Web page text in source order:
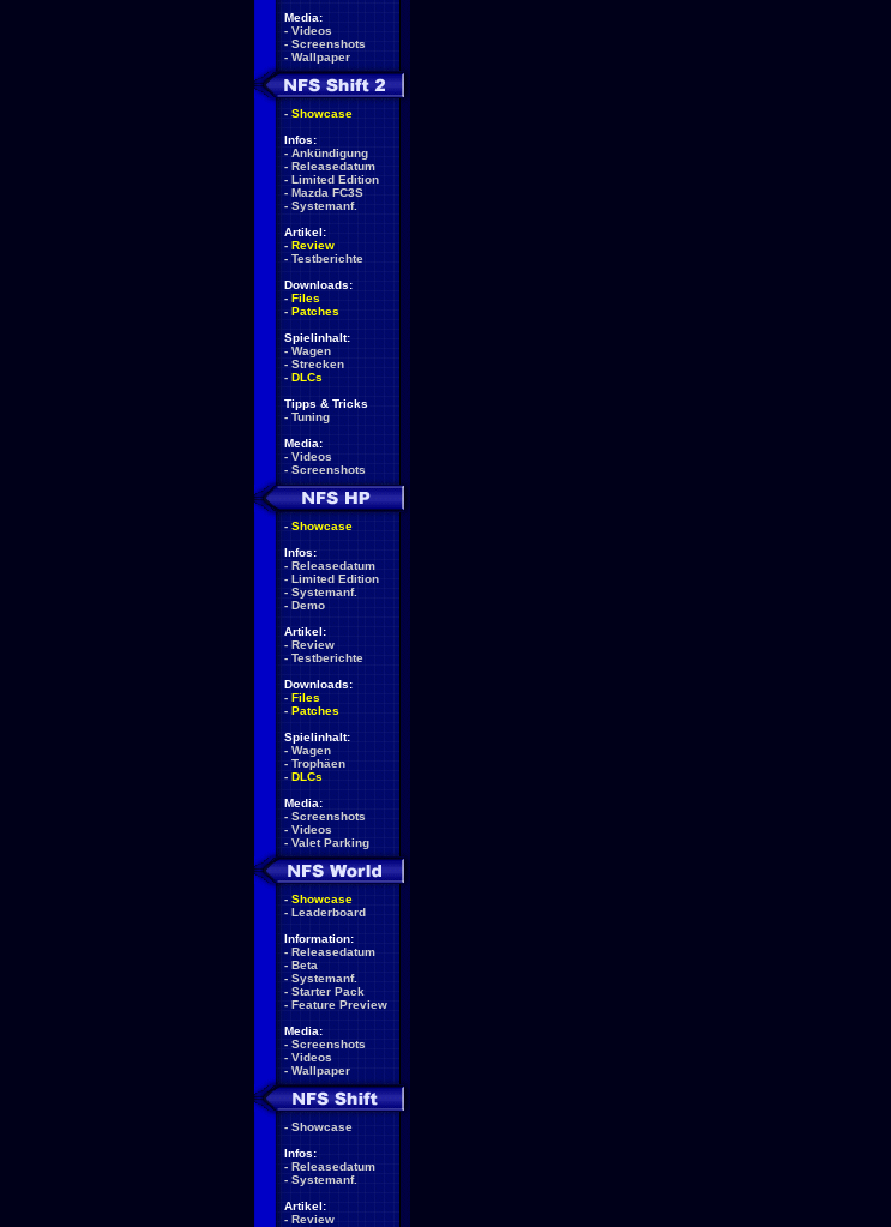
Media:
- Videos
- Screenshots
- Wallpaper
- Showcase
Infos:
- Ankündigung
- Releasedatum
- Limited Edition
- Mazda FC3S
- Systemanf.
Artikel:
- Review
- Testberichte
Downloads:
- Files
- Patches
Spielinhalt:
- Wagen
- Strecken
- DLCs
Tipps & Tricks
- Tuning
Media:
- Videos
- Screenshots
- Showcase
Infos:
- Releasedatum
- Limited Edition
- Systemanf.
- Demo
Artikel:
- Review
- Testberichte
Downloads:
- Files
- Patches
Spielinhalt:
- Wagen
- Trophäen
- DLCs
Media:
- Screenshots
- Videos
- Valet Parking
- Showcase
- Leaderboard
Information:
- Releasedatum
- Beta
- Systemanf.
- Starter Pack
- Feature Preview
Media:
- Screenshots
- Videos
- Wallpaper
- Showcase
Infos:
- Releasedatum
- Systemanf.
Artikel:
- Review